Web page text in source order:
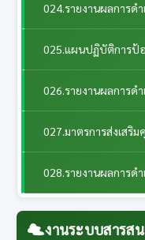
024.รายงานผลการด
025.แผนปฏิบัติการป้
026.รายงานผลการด
027.มาตรการส่งเสริ
028.รายงานผลการด
งานระบบสารส